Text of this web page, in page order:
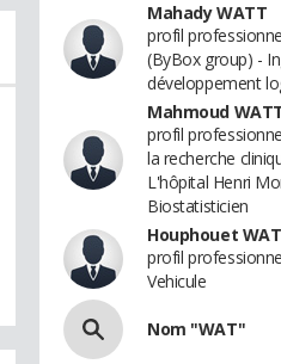
Mahady WATT
profil
(ByBox group) -
développement
Mahmoud
profil
la recherche
L'hôpital Henri
Biostatisticien
Houphouet
profil
Vehicule
Nom "WAT"